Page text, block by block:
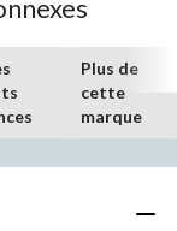
Plus de
cette
marque